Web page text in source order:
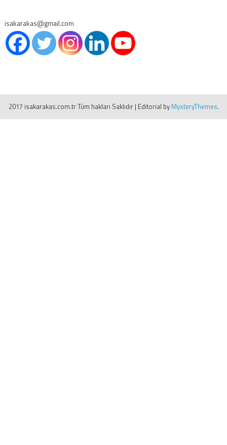
isakarakas@gmail.com
2017 isakarakas.com.tr Tüm hakları Saklıdır | Editorial by MysteryThemes.